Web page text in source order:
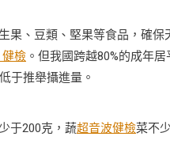
、豆類、堅果等食品，確保
檢 。但我國跨越80%的成年
于推舉攝進量。
200克，蔬超音波健檢菜不